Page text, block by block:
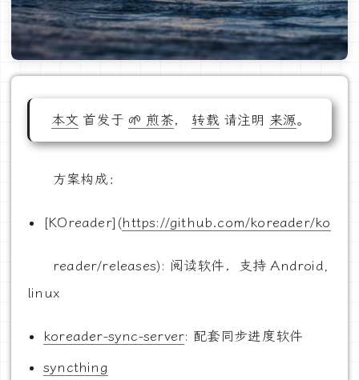
本文 首发于 🌱 煎茶，转载请注明 来源。
方案构成：
[KOreader](https://github.com/koreader/ko
reader/releases): 阅读软件，支持 Android,
linux
koreader-sync-server: 配套同步进度软件
syncthing